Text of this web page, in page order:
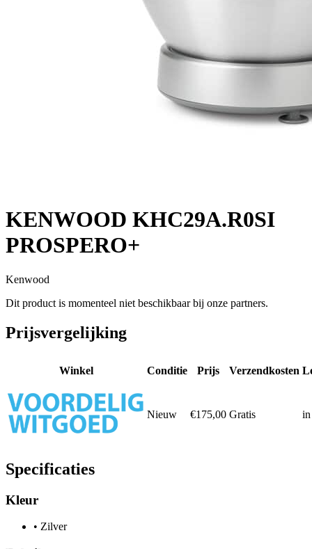
KENWOOD KHC29A.R0SI
PROSPERO+
Kenwood
Dit product is momenteel niet beschikbaar bij onze partners.
Prijsvergelijking
Winkel Conditie Prijs Verzendkosten
Nieuw €175,00 Gratis in
Specificaties
Kleur
• Zilver